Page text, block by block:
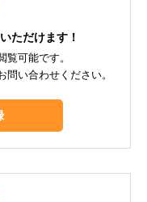
ただけます！
可能です。
い合わせください。